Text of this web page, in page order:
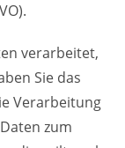
verarbeitet,
Sie das
Verarbeitung
zum